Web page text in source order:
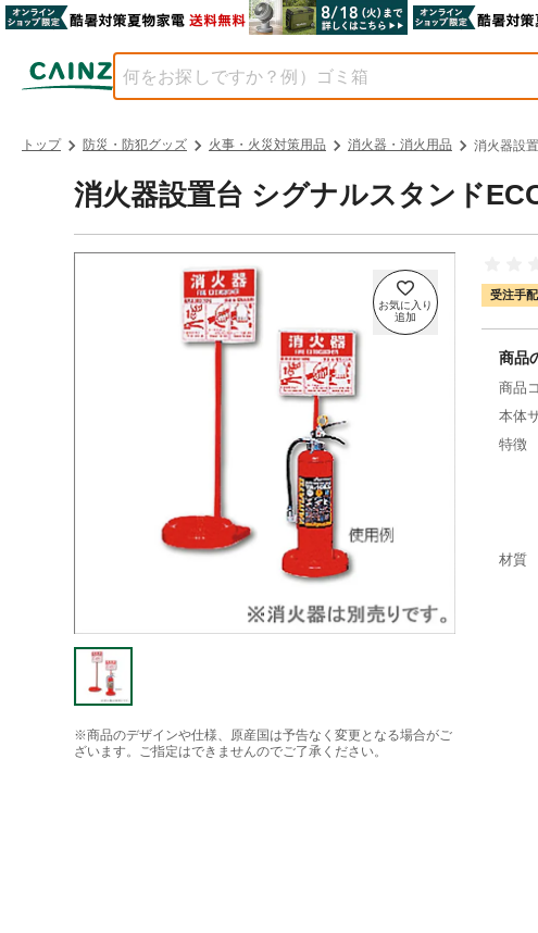
トップ 防災・防犯グッズ 火事・火災対策用品 消火器・消火用品 消火器設
消火器設置台 シグナルスタンド
※商品のデザインや仕様、原産国は予告なく変更となる場合がご
ざいます。ご指定はできませんのでご了承ください。
受注手
商品
商品
本体
特徴
材質